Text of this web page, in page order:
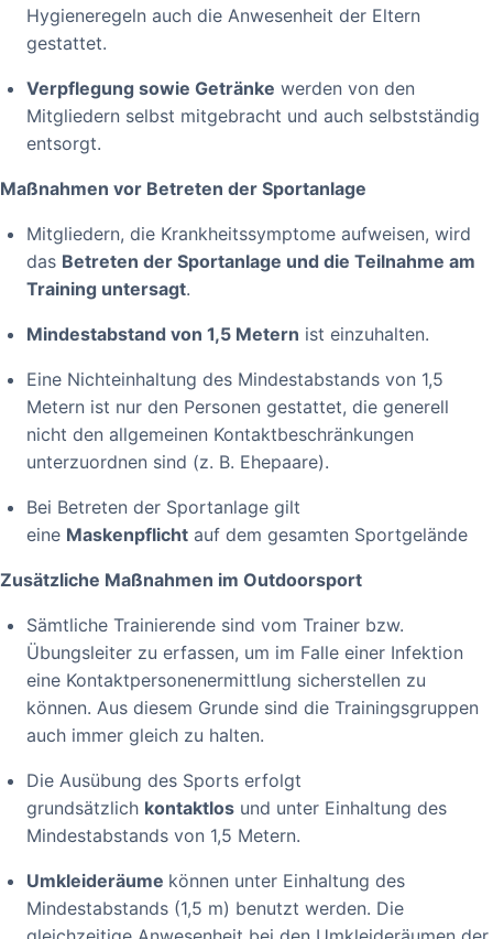
Hygieneregeln auch die Anwesenheit der Eltern
gestattet.
Verpflegung sowie Getränke werden von den
Mitgliedern selbst mitgebracht und auch selbstständig
entsorgt.
Maßnahmen vor Betreten der Sportanlage
Mitgliedern, die Krankheitssymptome aufweisen, wird
das Betreten der Sportanlage und die Teilnahme am
Training untersagt.
Mindestabstand von 1,5 Metern ist einzuhalten.
Eine Nichteinhaltung des Mindestabstands von 1,5
Metern ist nur den Personen gestattet, die generell
nicht den allgemeinen Kontaktbeschränkungen
unterzuordnen sind (z. B. Ehepaare).
Bei Betreten der Sportanlage gilt
eine Maskenpflicht auf dem gesamten Sportgelände
Zusätzliche Maßnahmen im Outdoorsport
Sämtliche Trainierende sind vom Trainer bzw.
Übungsleiter zu erfassen, um im Falle einer Infektion
eine Kontaktpersonenermittlung sicherstellen zu
können. Aus diesem Grunde sind die Trainingsgruppen
auch immer gleich zu halten.
Die Ausübung des Sports erfolgt
grundsätzlich kontaktlos und unter Einhaltung des
Mindestabstands von 1,5 Metern.
Umkleideräume können unter Einhaltung des
Mindestabstands (1,5 m) benutzt werden. Die